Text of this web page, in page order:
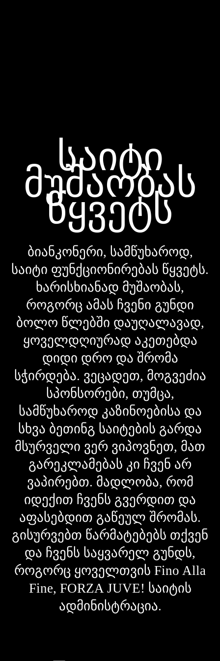
საიტი
მუშაობას
წყვეტს
ბიანკონერი, სამწუხაროდ,
საიტი ფუნქციონირებას წყვეტს.
ხარისხიანად მუშაობას,
როგორც ამას ჩვენი გუნდი
ბოლო წლებში დაუღალავად,
ყოველდღიურად აკეთებდა
დიდი დრო და შრომა
სჭირდება. ვეცადეთ, მოგვეძია
სპონსორები, თუმცა,
სამწუხაროდ კაზინოებისა და
სხვა ბეთინგ საიტების გარდა
მსურველი ვერ ვიპოვნეთ, მათ
გარეკლამებას კი ჩვენ არ
ვაპირებთ. მადლობა, რომ
იდექით ჩვენს გვერდით და
აფასებდით გაწეულ შრომას.
გისურვებთ წარმატებებს თქვენ
და ჩვენს საყვარელ გუნდს,
როგორც ყოველთვის Fino Alla
Fine, FORZA JUVE! საიტის
ადმინისტრაცია.